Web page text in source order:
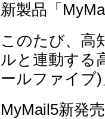
新製品「
このたび、高
ルと連動する
ールファイブ
MyMail5新発売